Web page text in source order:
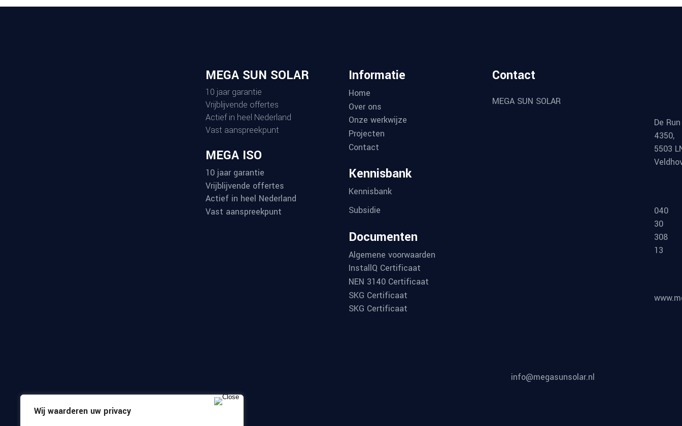
Wij waarderen uw privacy
MEGA SUN SOLAR
10 jaar garantie
Vrijblijvende offertes
Actief in heel Nederland
Vast aanspreekpunt
MEGA ISO
10 jaar garantie
Vrijblijvende offertes
Actief in heel Nederland
Vast aanspreekpunt
Informatie
Home
Over ons
Onze werkwijze
Projecten
Contact
Kennisbank
Kennisbank
Subsidie
Documenten
Algemene voorwaarden
InstallQ Certificaat
NEN 3140 Certificaat
SKG Certificaat
SKG Certificaat
Contact
MEGA SUN SOLAR
De Run
4350,
5503
040
30
308
13
info@megasunsolar.nl